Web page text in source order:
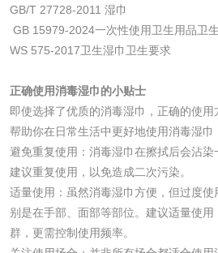
GB/T 27728-2011 湿巾
GB 15979-2024一次性使用卫生用品卫
WS 575-2017卫生湿巾卫生要求
正确使用消毒湿巾的小贴士
即使选择了优质的消毒湿巾，正确的使
帮助你在日常生活中更好地使用消毒湿巾
避免重复使用：消毒湿巾在擦拭后会沾
建议重复使用，以免造成二次污染。
适量使用：虽然消毒湿巾方便，但过度
别是在手部、面部等部位。建议适量使
群，更需控制使用频率。
玻璃画颜料检测
油品
油品检测
生物柴油检测